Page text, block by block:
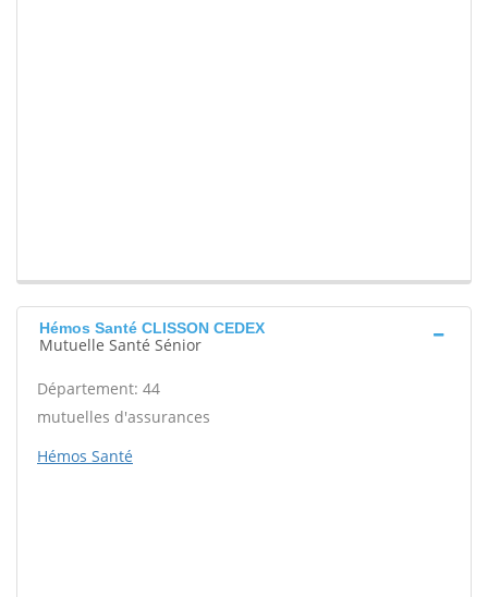
Hémos Santé CLISSON CEDEX
Mutuelle Santé Sénior
Département: 44
mutuelles d'assurances
Hémos Santé